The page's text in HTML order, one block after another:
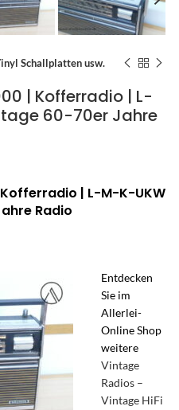
Schallplatten usw.
| Kofferradio | L-
60-70er Jahre
Kofferradio | L-M-K-UKW
Radio
Entdecken
Sie im
Allerlei-
Online Shop
weitere
Vintage
Radios –
Vintage HiFi